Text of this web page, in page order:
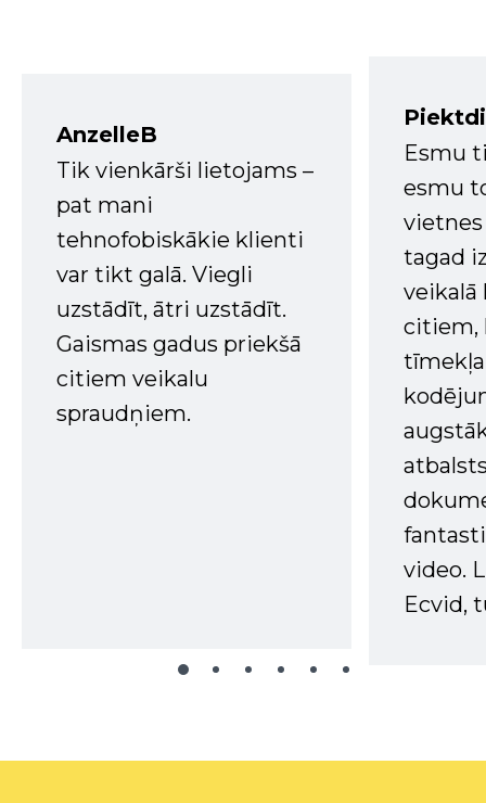
AnzelleB
Tik vienkārši lietojams –
pat mani
tehnofobiskākie klienti
var tikt galā. Viegli
uzstādīt, ātri uzstādīt.
Gaismas gadus priekšā
citiem veikalu
spraudņiem.
Esmu
esmu
tagad
veikalā
citiem,
tīmekļa
video.
Ecvid,